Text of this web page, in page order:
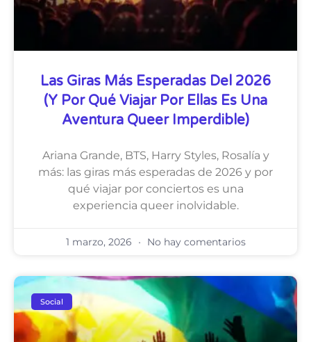
Las Giras Más Esperadas Del 2026
(y Por Qué Viajar Por Ellas Es Una
Aventura Queer Imperdible)
Ariana Grande, BTS, Harry Styles, Rosalía y
más: las giras más esperadas de 2026 y por
qué viajar por conciertos es una
experiencia queer inolvidable.
1 marzo, 2026 No hay comentarios
Social